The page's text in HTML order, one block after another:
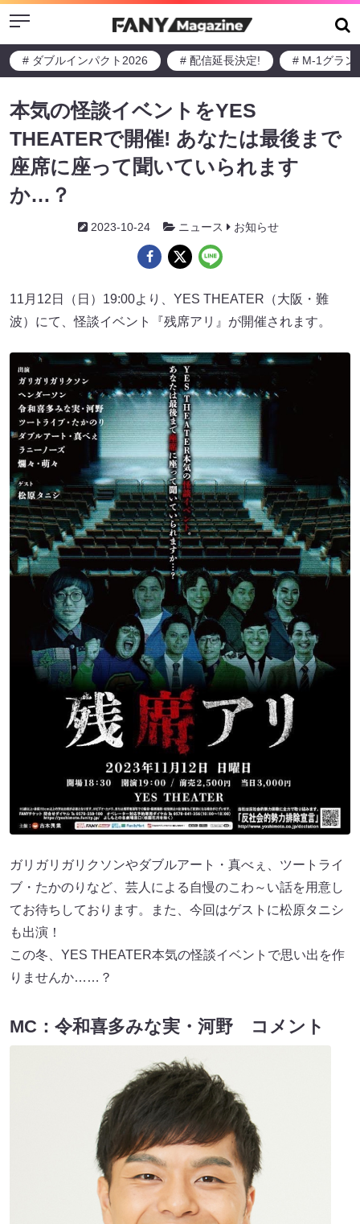
Menu
# ダブルインパクト2026 # 配信延長決定! # M-1グラン
本気の怪談イベントをYES
THEATERで開催! あなたは最後まで
座席に座って聞いていられます
か…？
2023-10-24 ニュース お知らせ
11月12日（日）19:00より、YES THEATER（大阪・難
波）にて、怪談イベント『残席アリ』が開催されます。
ガリガリガリクソンやダブルアート・真べぇ、ツートライ
ブ・たかのりなど、芸人による自慢のこわ～い話を用意し
てお待ちしております。また、今回はゲストに松原タニシ
も出演！
この冬、YES THEATER本気の怪談イベントで思い出を作
りませんか……？
MC：令和喜多みな実・河野 コメント